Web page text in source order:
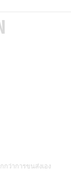
ว่าการขนส่งเอง